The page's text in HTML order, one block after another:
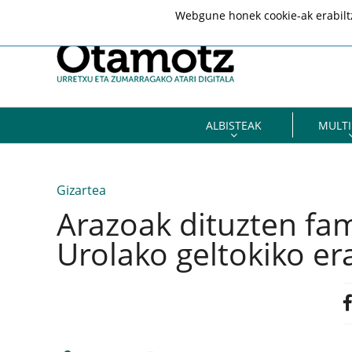
ALBISTEAK
Gizartea
Arazoak dituzten
Urolako geltokiko
Webgune honek cookie-ak